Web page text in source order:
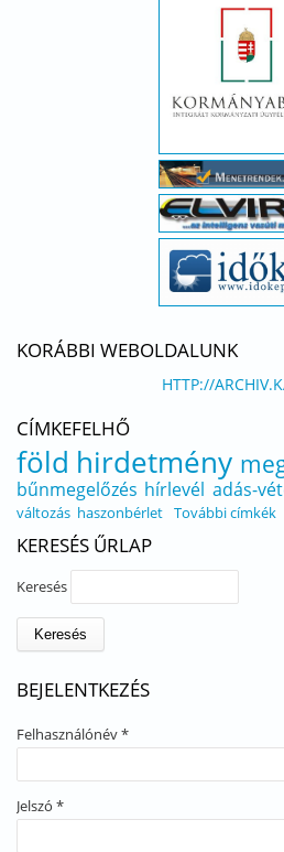
KORÁBBI WEBOLDALUNK
HTTP://
CÍMKEFELHŐ
föld hirdetmény
bűnmegelőzés hírlevél adás-
változás haszonbérlet További címkék
KERESÉS ŰRLAP
Keresés
BEJELENTKEZÉS
Felhasználónév*
Jelszó *